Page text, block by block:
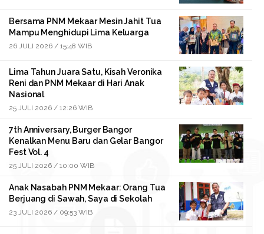
Bersama PNM Mekaar Mesin Jahit Tua
Mampu Menghidupi Lima Keluarga
26 JULI 2026 / 15:48 WIB
Lima Tahun Juara Satu, Kisah Veronika
Reni dan PNM Mekaar di Hari Anak
Nasional
25 JULI 2026 / 12:26 WIB
7th Anniversary, Burger Bangor
Kenalkan Menu Baru dan Gelar Bangor
Fest Vol. 4
25 JULI 2026 / 10:00 WIB
Anak Nasabah PNM Mekaar: Orang Tua
Berjuang di Sawah, Saya di Sekolah
23 JULI 2026 / 09:53 WIB